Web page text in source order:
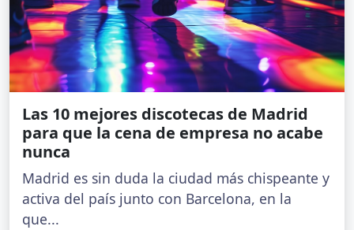
Las 10 mejores discotecas de Madrid
para que la cena de empresa no acabe
nunca
Madrid es sin duda la ciudad más chispeante y
activa del país junto con Barcelona, en la
que...